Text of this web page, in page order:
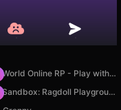
Sprunki World Online RP - Play with Friends!
Sprunki Sandbox: Ragdoll Playground Mode